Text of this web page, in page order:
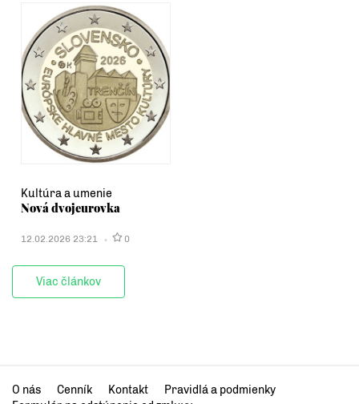
Kultúra a umenie
Nová dvojeurovka
12.02.2026 23:21 0
Viac článkov
O nás Cenník Kontakt
Pravidlá a podmienky